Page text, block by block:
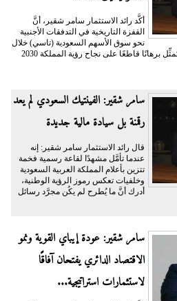
أكَّد رائد الاستثمار سامر شقير، أنَّ
القفزة التاريخية في التدفقات الأجنبية
نحو سوق الأسهم السعودية (تاسي) خلال
الأشهر الأربعة الأولى من عام 2026، تُمثِّل برهانًا قاطعًا على نجاح رؤية المملكة 2030
سامر شقير: الفينتيك السعودي لم يعد
رقمنة بل سيادة مالية جديدة
قال رائد الاستثمار سامر شقير: إنه
عندما تأمَّل مشهدًا لقاعة رسمية فخمة
تتزين بأعلام المملكة العربية السعودية
وخلفيات تعكس رموز الرؤية الوطنية،
أدرك أنَّ ما يُطرح لم يكُن مجرَّد رسائل
سامر شقير: عودة إيباي القوية ونمو
الاقتصاد الدائري يفتحان آفاقًا
لاستثمارات استراتيجية...